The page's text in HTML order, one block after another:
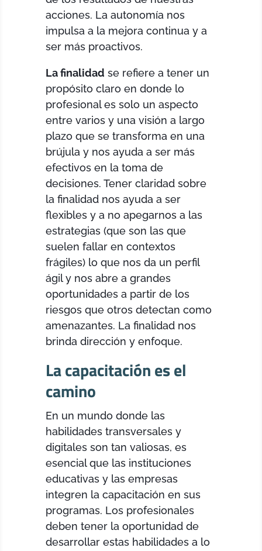
acciones. La autonomía nos
impulsa a la mejora continua y a
ser más proactivos.
La finalidad se refiere a tener un
propósito claro en donde lo
profesional es solo un aspecto
entre varios y una visión a largo
plazo que se transforma en una
brújula y nos ayuda a ser más
efectivos en la toma de
decisiones. Tener claridad sobre
la finalidad nos ayuda a ser
flexibles y a no apegarnos a las
estrategias (que son las que
suelen fallar en contextos
frágiles) lo que nos da un perfil
ágil y nos abre a grandes
oportunidades a partir de los
riesgos que otros detectan como
amenazantes. La finalidad nos
brinda dirección y enfoque.
La capacitación es el
camino
En un mundo donde las
habilidades transversales y
digitales son tan valiosas, es
esencial que las instituciones
educativas y las empresas
integren la capacitación en sus
programas. Los profesionales
deben tener la oportunidad de
desarrollar estas habilidades a lo